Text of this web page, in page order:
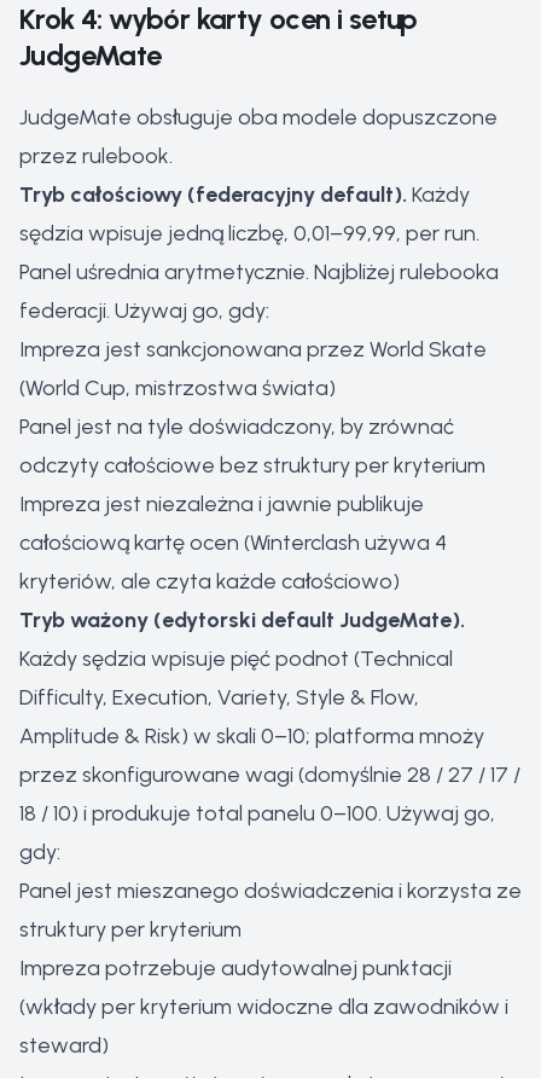
Krok 4: wybór karty ocen i setup
JudgeMate
JudgeMate obsługuje oba modele dopuszczone
przez rulebook.
Tryb całościowy (federacyjny default). Każdy
sędzia wpisuje jedną liczbę, 0,01–99,99, per run.
Panel uśrednia arytmetycznie. Najbliżej rulebooka
federacji. Używaj go, gdy:
Impreza jest sankcjonowana przez World Skate
(World Cup, mistrzostwa świata)
Panel jest na tyle doświadczony, by zrównać
odczyty całościowe bez struktury per kryterium
Impreza jest niezależna i jawnie publikuje
całościową kartę ocen (Winterclash używa 4
kryteriów, ale czyta każde całościowo)
Tryb ważony (edytorski default JudgeMate).
Każdy sędzia wpisuje pięć podnot (Technical
Difficulty, Execution, Variety, Style & Flow,
Amplitude & Risk) w skali 0–10; platforma mnoży
przez skonfigurowane wagi (domyślnie 28 / 27 / 17 /
18 / 10) i produkuje total panelu 0–100. Używaj go,
gdy:
Panel jest mieszanego doświadczenia i korzysta ze
struktury per kryterium
Impreza potrzebuje audytowalnej punktacji
(wkłady per kryterium widoczne dla zawodników i
steward)